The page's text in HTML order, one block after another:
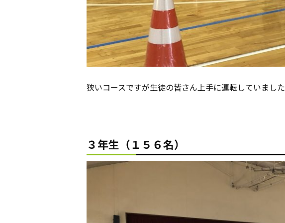
狭いコースですが生徒の皆さん上手に運転していました
３年生（１５６名）